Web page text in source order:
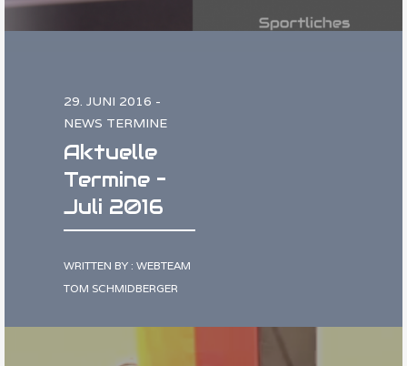
29. JUNI 2016 -
NEWS TERMINE
Aktuelle
Termine –
Juli 2016
WRITTEN BY : WEBTEAM
TOM SCHMIDBERGER